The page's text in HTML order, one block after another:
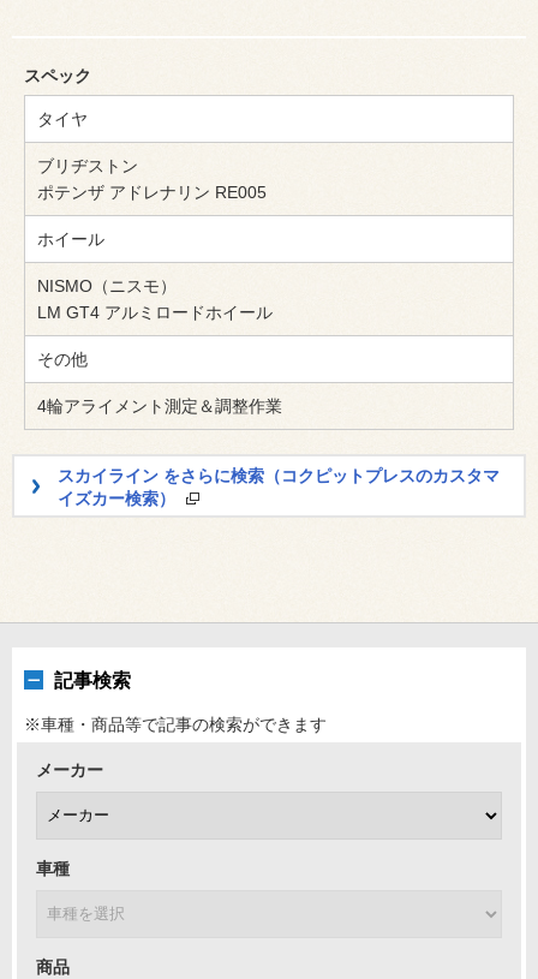
スペック
タイヤ
ブリヂストン
ポテンザ アドレナリン RE005
ホイール
NISMO（ニスモ）
LM GT4 アルミロードホイール
その他
4輪アライメント測定＆調整作業
スカイライン をさらに検索（コクピットプレスのカスタマ
イズカー検索）
記事検索
※車種・商品等で記事の検索ができます
メーカー
車種
商品